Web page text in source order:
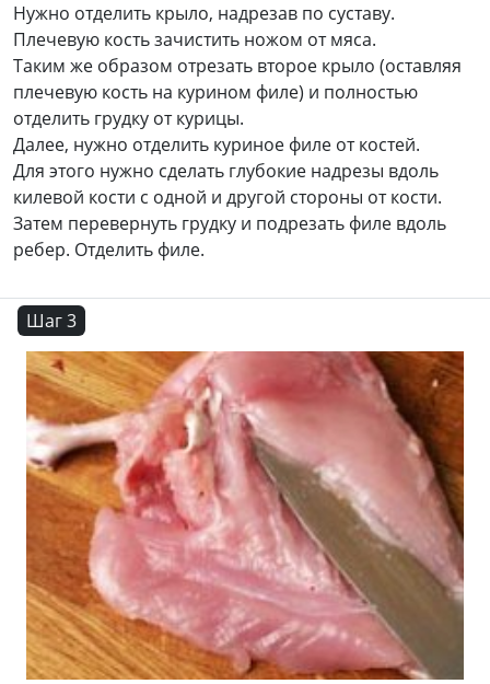
Нужно отделить крыло, надрезав по суставу.
Плечевую кость зачистить ножом от мяса.
Таким же образом отрезать второе крыло (оставляя
плечевую кость на курином филе) и полностью
отделить грудку от курицы.
Далее, нужно отделить куриное филе от костей.
Для этого нужно сделать глубокие надрезы вдоль
килевой кости с одной и другой стороны от кости.
Затем перевернуть грудку и подрезать филе вдоль
ребер. Отделить филе.
Шаг 3